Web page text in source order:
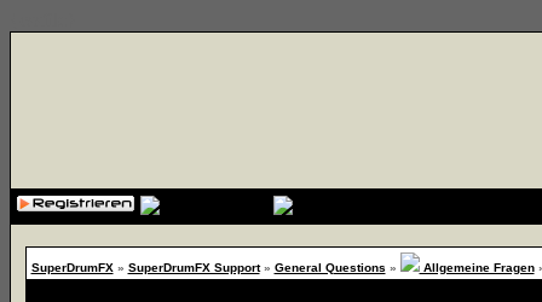
SuperDrumFX» SuperDrumFX Support» General Questions » Allgemeine Fragen